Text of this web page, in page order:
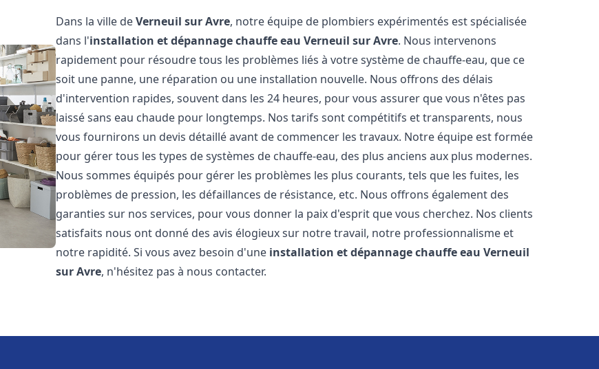
Dans la ville deVerneuil sur Avre, notre équipe de plombiers expérimentés est spécialisée
dans l'installation et dépannage chauffe eau Verneuil sur Avre. Nous intervenons
rapidement pour résoudre tous les problèmes liés à votre système de chauffe-eau, que ce
soit une panne, une réparation ou une installation nouvelle. Nous offrons des délais
d'intervention rapides, souvent dans les 24 heures, pour vous assurer que vous n'êtes pas
laissé sans eau chaude pour longtemps. Nos tarifs sont compétitifs et transparents, nous
vous fournirons un devis détaillé avant de commencer les travaux. Notre équipe est formée
pour gérer tous les types de systèmes de chauffe-eau, des plus anciens aux plus modernes.
Nous sommes équipés pour gérer les problèmes les plus courants, tels que les fuites, les
problèmes de pression, les défaillances de résistance, etc. Nous offrons également des
garanties sur nos services, pour vous donner la paix d'esprit que vous cherchez. Nos clients
satisfaits nous ont donné des avis élogieux sur notre travail, notre professionnalisme et
notre rapidité. Si vous avez besoin d'une installation et dépannage chauffe eau Verneuil
sur Avre, n'hésitez pas à nous contacter.